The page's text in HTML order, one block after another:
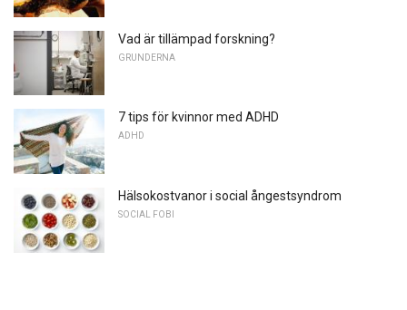
Vad är tillämpad forskning?
GRUNDERNA
7 tips för kvinnor med ADHD
ADHD
Hälsokostvanor i social ångestsyndrom
SOCIAL FOBI